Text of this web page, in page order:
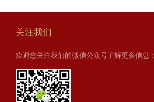
关注我们
欢迎您关注我们的微信公众号了解更多信息：